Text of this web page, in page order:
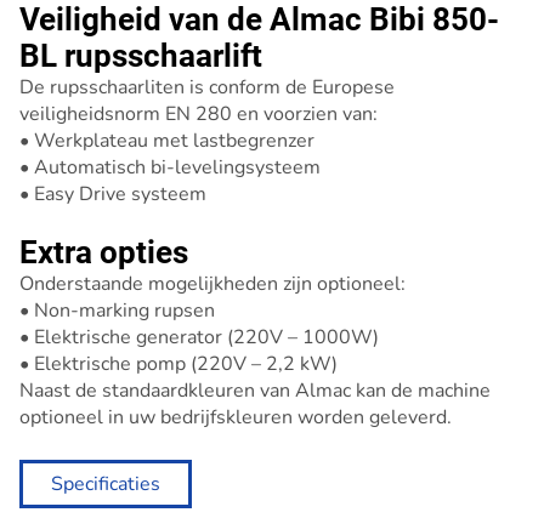
Veiligheid van de Almac Bibi 850-
BL rupsschaarlift
De rupsschaarliten is conform de Europese
veiligheidsnorm EN 280 en voorzien van:
• Werkplateau met lastbegrenzer
• Automatisch bi-levelingsysteem
• Easy Drive systeem
Extra opties
Onderstaande mogelijkheden zijn optioneel:
• Non-marking rupsen
• Elektrische generator (220V – 1000W)
• Elektrische pomp (220V – 2,2 kW)
Naast de standaardkleuren van Almac kan de machine
optioneel in uw bedrijfskleuren worden geleverd.
Specificaties